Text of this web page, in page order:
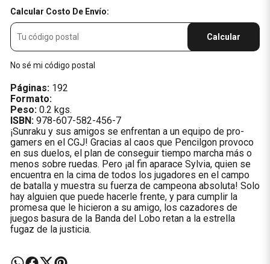
Calcular Costo De Envío:
Calcular
No sé mi código postal
Páginas:192
Formato:
Peso:0.2 kgs.
ISBN:978-607-582-456-7
¡Sunraku y sus amigos se enfrentan a un equipo de pro-
gamers en el CGJ! Gracias al caos que Pencilgon provoco
en sus duelos, el plan de conseguir tiempo marcha más o
menos sobre ruedas. Pero ¡al fin aparace Sylvia, quien se
encuentra en la cima de todos los jugadores en el campo
de batalla y muestra su fuerza de campeona absoluta! Solo
hay alguien que puede hacerle frente, y para cumplir la
promesa que le hicieron a su amigo, los cazadores de
juegos basura de la Banda del Lobo retan a la estrella
fugaz de la justicia.